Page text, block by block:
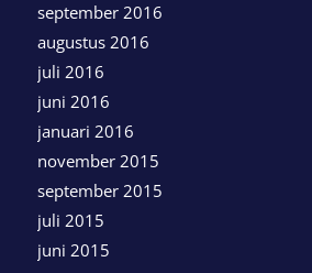
september 2016
augustus 2016
juli 2016
juni 2016
januari 2016
november 2015
september 2015
juli 2015
juni 2015